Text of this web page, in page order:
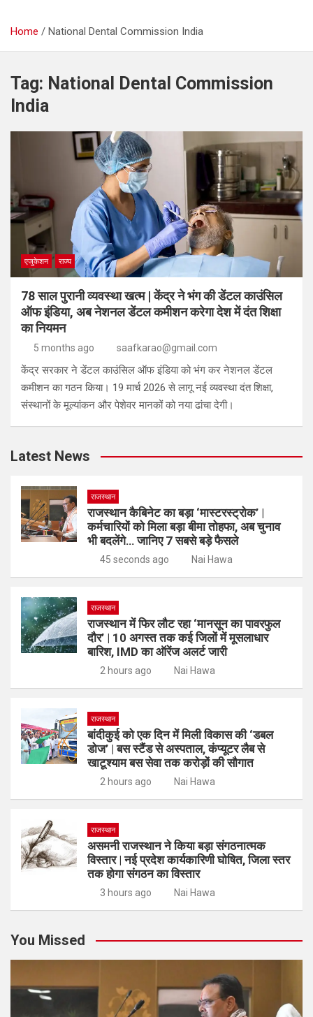
Home National Dental Commission India
Tag: National Dental Commission
India
एजुकेशन राज्य
78 साल पुरानी व्यवस्था खत्म | केंद्र ने भंग की डेंटल काउंसिल
ऑफ इंडिया, अब नेशनल डेंटल कमीशन करेगा देश में दंत शिक्षा
का नियमन
5 months ago saafkarao@gmail.com
केंद्र सरकार ने डेंटल काउंसिल ऑफ इंडिया को भंग कर नेशनल डेंटल
कमीशन का गठन किया। 19 मार्च 2026 से लागू नई व्यवस्था दंत शिक्षा,
संस्थानों के मूल्यांकन और पेशेवर मानकों को नया ढांचा देगी।
Latest News
राजस्थान
राजस्थान कैबिनेट का बड़ा ‘मास्टरस्ट्रोक’ |
कर्मचारियों को मिला बड़ा बीमा तोहफा, अब चुनाव
भी बदलेंगे… जानिए 7 सबसे बड़े फैसले
45 seconds ago Nai Hawa
राजस्थान
राजस्थान में फिर लौट रहा ‘मानसून का पावरफुल
दौर’ | 10 अगस्त तक कई जिलों में मूसलाधार
बारिश, IMD का ऑरेंज अलर्ट जारी
2 hours ago Nai Hawa
राजस्थान
बांदीकुई को एक दिन में मिली विकास की ‘डबल
डोज’ | बस स्टैंड से अस्पताल, कंप्यूटर लैब से
खाटूश्याम बस सेवा तक करोड़ों की सौगात
2 hours ago Nai Hawa
राजस्थान
असमनी राजस्थान ने किया बड़ा संगठनात्मक
विस्तार | नई प्रदेश कार्यकारिणी घोषित, जिला स्तर
तक होगा संगठन का विस्तार
3 hours ago Nai Hawa
You Missed